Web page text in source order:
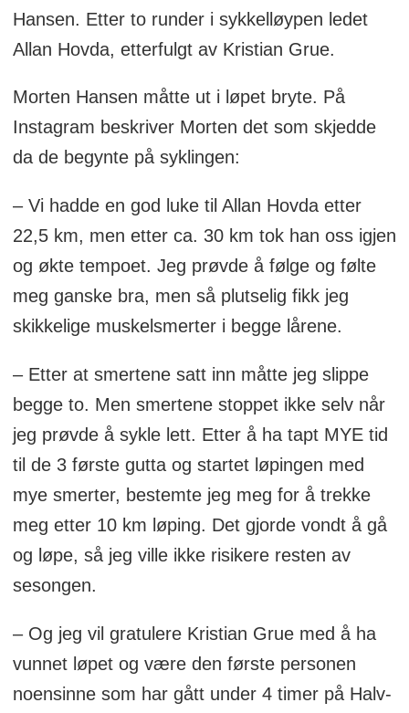
Hansen. Etter to runder i sykkelløypen ledet
Allan Hovda, etterfulgt av Kristian Grue.
Morten Hansen måtte ut i løpet bryte. På
Instagram beskriver Morten det som skjedde
da de begynte på syklingen:
– Vi hadde en god luke til Allan Hovda etter
22,5 km, men etter ca. 30 km tok han oss igjen
og økte tempoet. Jeg prøvde å følge og følte
meg ganske bra, men så plutselig fikk jeg
skikkelige muskelsmerter i begge lårene.
– Etter at smertene satt inn måtte jeg slippe
begge to. Men smertene stoppet ikke selv når
jeg prøvde å sykle lett. Etter å ha tapt MYE tid
til de 3 første gutta og startet løpingen med
mye smerter, bestemte jeg meg for å trekke
meg etter 10 km løping. Det gjorde vondt å gå
og løpe, så jeg ville ikke risikere resten av
sesongen.
– Og jeg vil gratulere Kristian Grue med å ha
vunnet løpet og være den første personen
noensinne som har gått under 4 timer på Halv-